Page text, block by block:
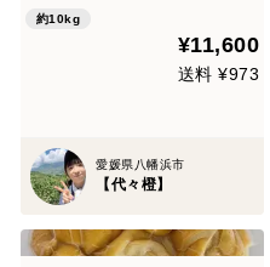
約10kg
¥11,600
送料 ¥973
愛媛県八幡浜市
【代々橙】